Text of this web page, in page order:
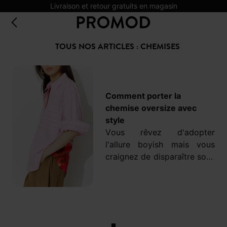
Livraison et retour gratuits en magasin
TOUS NOS ARTICLES : CHEMISES
Comment porter la
chemise oversize avec
style
Vous rêvez d'adopter
l'allure boyish mais vous
craignez de disparaître sous